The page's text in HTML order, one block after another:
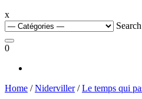
x
0
Home /Niderviller/Le temps qui